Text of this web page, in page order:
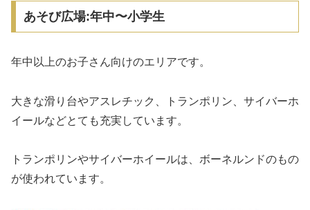
あそび広場:年中〜小学生
年中以上のお子さん向けのエリアです。
大きな滑り台やアスレチック、トランポリン、サイバーホ
イールなどとても充実しています。
トランポリンやサイバーホイールは、ボーネルンドのもの
が使われています。